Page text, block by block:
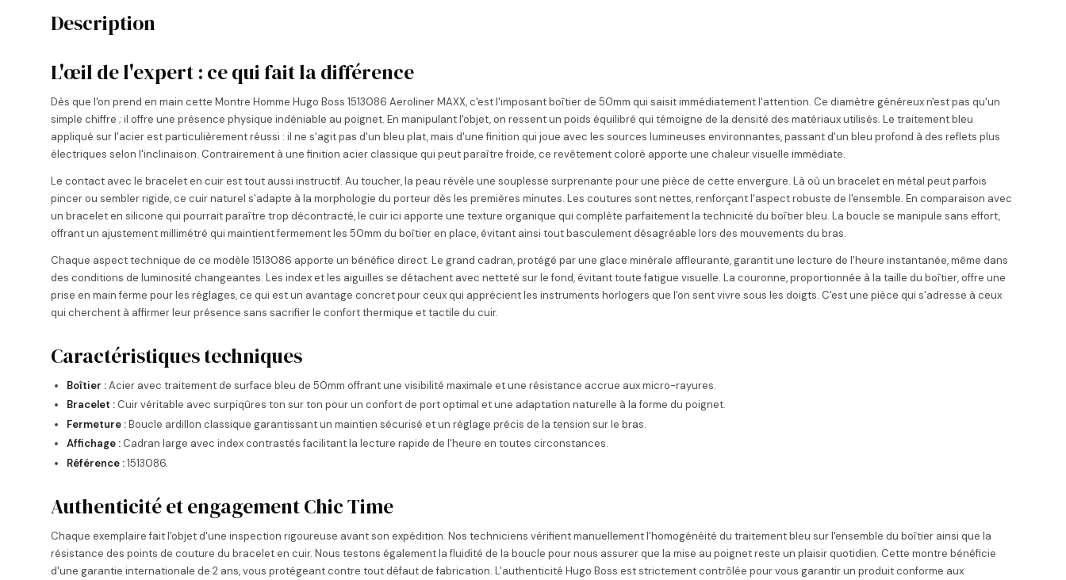
Description
L'œil de l'expert : ce qui fait la différence
Dès que l'on prend en main cette Montre Homme Hugo Boss 1513086 Aeroliner MAXX, c'est l'imposant boîtier de 50mm qui saisit immédiatement l'attention. Ce diamètre généreux n'est pas qu'un
simple chiffre ; il offre une présence physique indéniable au poignet. En manipulant l'objet, on ressent un poids équilibré qui témoigne de la densité des matériaux utilisés. Le traitement bleu
appliqué sur l'acier est particulièrement réussi : il ne s'agit pas d'un bleu plat, mais d'une finition qui joue avec les sources lumineuses environnantes, passant d'un bleu profond à des reflets plus
électriques selon l'inclinaison. Contrairement à une finition acier classique qui peut paraître froide, ce revêtement coloré apporte une chaleur visuelle immédiate.
Le contact avec le bracelet en cuir est tout aussi instructif. Au toucher, la peau révèle une souplesse surprenante pour une pièce de cette envergure. Là où un bracelet en métal peut parfois
pincer ou sembler rigide, ce cuir naturel s'adapte à la morphologie du porteur dès les premières minutes. Les coutures sont nettes, renforçant l'aspect robuste de l'ensemble. En comparaison avec
un bracelet en silicone qui pourrait paraître trop décontracté, le cuir ici apporte une texture organique qui complète parfaitement la technicité du boîtier bleu. La boucle se manipule sans effort,
offrant un ajustement millimétré qui maintient fermement les 50mm du boîtier en place, évitant ainsi tout basculement désagréable lors des mouvements du bras.
Chaque aspect technique de ce modèle 1513086 apporte un bénéfice direct. Le grand cadran, protégé par une glace minérale affleurante, garantit une lecture de l'heure instantanée, même dans
des conditions de luminosité changeantes. Les index et les aiguilles se détachent avec netteté sur le fond, évitant toute fatigue visuelle. La couronne, proportionnée à la taille du boîtier, offre une
prise en main ferme pour les réglages, ce qui est un avantage concret pour ceux qui apprécient les instruments horlogers que l'on sent vivre sous les doigts. C'est une pièce qui s'adresse à ceux
qui cherchent à affirmer leur présence sans sacrifier le confort thermique et tactile du cuir.
Caractéristiques techniques
Boîtier :Acier avec traitement de surface bleu de 50mm offrant une visibilité maximale et une résistance accrue aux micro-rayures.
Bracelet : Cuir véritable avec surpiqûres ton sur ton pour un confort de port optimal et une adaptation naturelle à la forme du poignet.
Fermeture :Boucle ardillon classique garantissant un maintien sécurisé et un réglage précis de la tension sur le bras.
Affichage : Cadran large avec index contrastés facilitant la lecture rapide de l'heure en toutes circonstances.
Référence :1513086.
Authenticité et engagement Chic Time
Chaque exemplaire fait l'objet d'une inspection rigoureuse avant son expédition. Nos techniciens vérifient manuellement l'homogénéité du traitement bleu sur l'ensemble du boîtier ainsi que la
résistance des points de couture du bracelet en cuir. Nous testons également la fluidité de la boucle pour nous assurer que la mise au poignet reste un plaisir quotidien. Cette montre bénéficie
d'une garantie internationale de 2 ans, vous protégeant contre tout défaut de fabrication. L'authenticité Hugo Boss est strictement contrôlée pour vous garantir un produit conforme aux